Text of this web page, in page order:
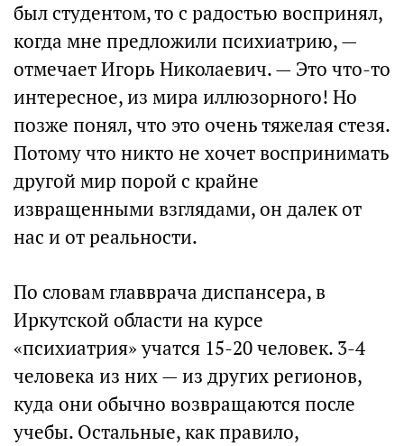
был студентом, то с радостью воспринял,
когда мне предложили психиатрию, —
отмечает Игорь Николаевич. — Это что-то
интересное, из мира иллюзорного! Но
позже понял, что это очень тяжелая стезя.
Потому что никто не хочет воспринимать
другой мир порой с крайне
извращенными взглядами, он далек от
нас и от реальности.
По словам главврача диспансера, в
Иркутской области на курсе
«психиатрия» учатся 15-20 человек. 3-4
человека из них — из других регионов,
куда они обычно возвращаются после
учебы. Остальные, как правило,